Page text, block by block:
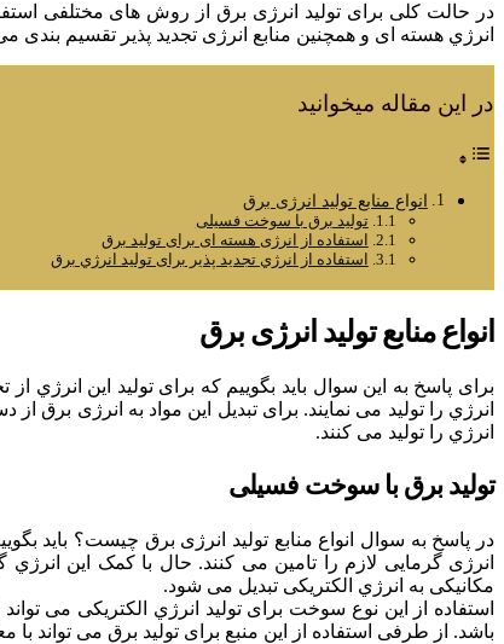
در حالت کلی برای تولید انرژی برق از روش های مختلفی
انرژي هسته ای و همچنین منابع انرژی تجدید پذیر تقسیم بندی
در این مقاله میخوانید
انواع منابع تولید انرژی برق
تولید برق با سوخت فسیلی
استفاده از انرژی هسته ای برای تولید برق
استفاده از انرژي تجدید پذیر برای تولید انرژي برق
انواع منابع تولید انرژی برق
برای پاسخ به این سوال باید بگوییم که برای تولید این
انرژي را تولید می نمایند. برای تبدیل این مواد به انرژی برق
انرژي را تولید می کنند.
تولید برق با سوخت فسیلی
در پاسخ به سوال انواع منابع تولید انرژی برق چیست؟ باید
انرژی گرمایی لازم را تامین می کنند. حال با کمک این
مکانیکی به انرژي الکتریکی تبدیل می شود.
استفاده از این نوع سوخت برای تولید انرژي الکتریکی می
باشد. از طرفی استفاده از این منبع برای تولید برق می تواند با